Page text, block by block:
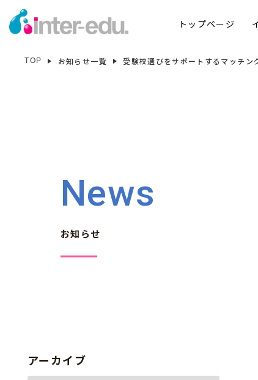
トップページ
TOP お知らせ一覧 受験校選びをサポートするマッチ
News
お知らせ
アーカイブ